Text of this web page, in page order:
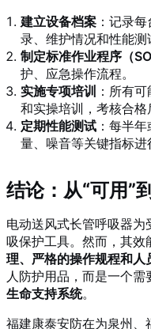
建立设备档案 ：记录
录、维护情况和性能测
制定标准作业程序（
护、应急操作流程。
实施专项培训 ：所有
和实操培训，考核合格
定期性能测试 ：每半
量、噪音等关键指标进
结论：从“可用”
电动送风式长管呼吸器
吸保护工具。然而，其
理、严格的操作规程和人
人防护用品，而是一个
生命支持系统。
福建康泰安防在为泉州、